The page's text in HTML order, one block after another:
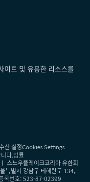
트 및 유용한 리소스를
신 설정Cookies Settings
다.법률
노우플레이크코리아 유한회
특별시 강남구 테헤란로 134,
록번호: 523-87-02399